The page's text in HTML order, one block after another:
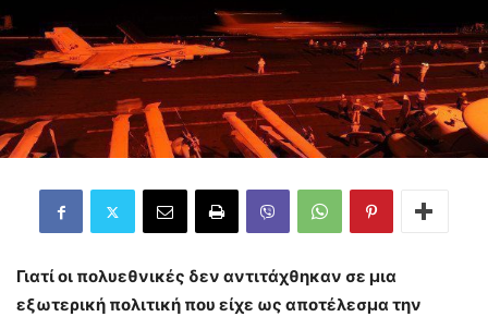
Γιατί οι πολυεθνικές δεν αντιτάχθηκαν σε μια
εξωτερική πολιτική που είχε ως αποτέλεσμα την